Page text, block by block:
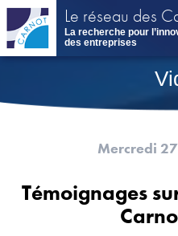
Aller
contenu
principal
Le réseau des
La recherche pour
des entreprises
Mercredi
Témoignages